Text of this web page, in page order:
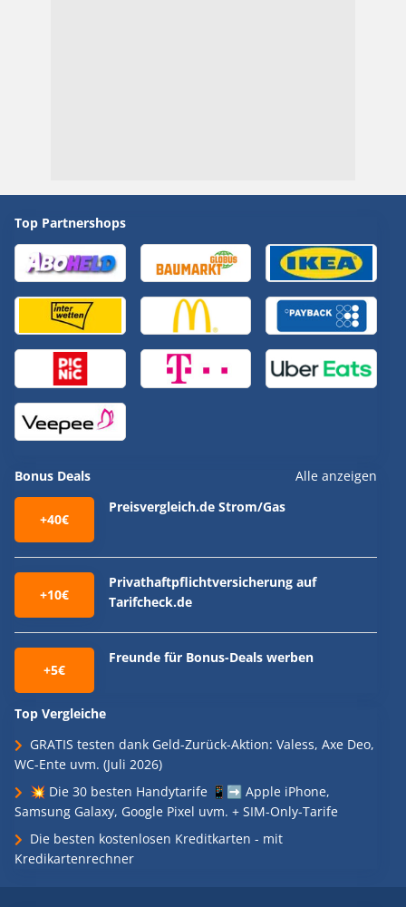
Top Partnershops
Bonus Deals Alle anzeigen
+40€
Preisvergleich.de Strom/Gas
+10€
Privathaftpflichtversicherung auf
Tarifcheck.de
+5€
Freunde für Bonus-Deals werben
Top Vergleiche
GRATIS testen dank Geld-Zurück-Aktion: Valess, Axe Deo,
WC-Ente uvm. (Juli 2026)
💥 Die 30 besten Handytarife 📱➡️ Apple iPhone,
Samsung Galaxy, Google Pixel uvm. + SIM-Only-Tarife
Die besten kostenlosen Kreditkarten - mit
Kredikartenrechner